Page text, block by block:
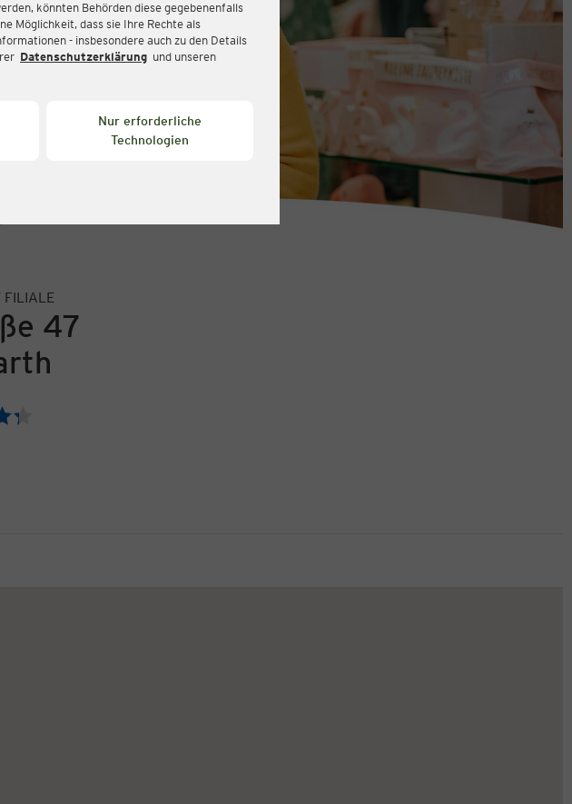
könnten Behörden diese gegebenenfalls
Möglichkeit, dass sie Ihre Rechte als
- insbesondere auch zu den Details
Datenschutzerklärung und unseren
Nur erforderliche
Technologien
FILIALE
47